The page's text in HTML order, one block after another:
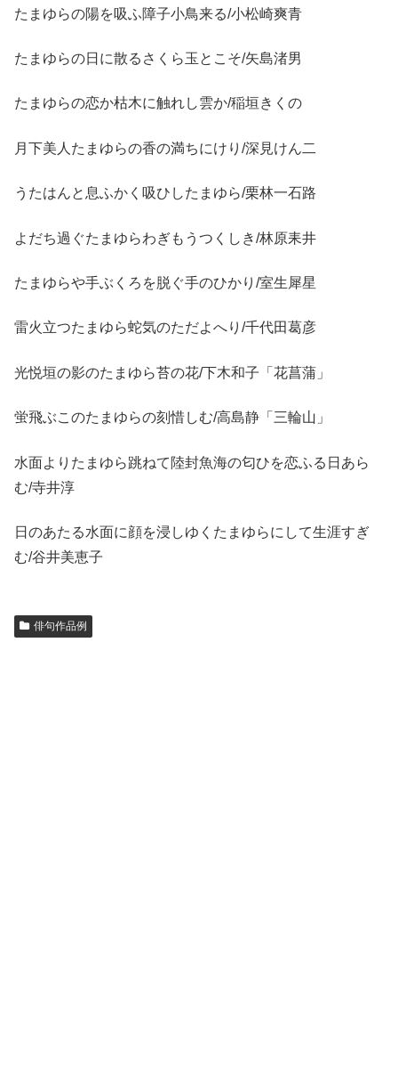
たまゆらの陽を吸ふ障子小鳥来る/小松崎爽青
たまゆらの日に散るさくら玉とこそ/矢島渚男
たまゆらの恋か枯木に触れし雲か/稲垣きくの
月下美人たまゆらの香の満ちにけり/深見けん二
うたはんと息ふかく吸ひしたまゆら/栗林一石路
よだち過ぐたまゆらわぎもうつくしき/林原耒井
たまゆらや手ぶくろを脱ぐ手のひかり/室生犀星
雷火立つたまゆら蛇気のただよへり/千代田葛彦
光悦垣の影のたまゆら苔の花/下木和子「花菖蒲」
蛍飛ぶこのたまゆらの刻惜しむ/高島静「三輪山」
水面よりたまゆら跳ねて陸封魚海の匂ひを恋ふる日あら
む/寺井淳
日のあたる水面に顔を浸しゆくたまゆらにして生涯すぎ
む/谷井美恵子
俳句作品例